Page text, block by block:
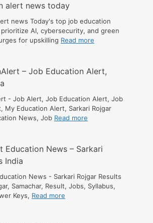
alert news today
news Today's top job education
AI, cybersecurity, and green
for upskilling Read more
– Job Education Alert,
- Job Alert, Job Education Alert, Job
My Education Alert, Sarkari Rojgar
News, Job Read more
Education News – Sarkari
India
News - Sarkari Rojgar Results
Samachar, Result, Jobs, Syllabus,
Keys, Read more